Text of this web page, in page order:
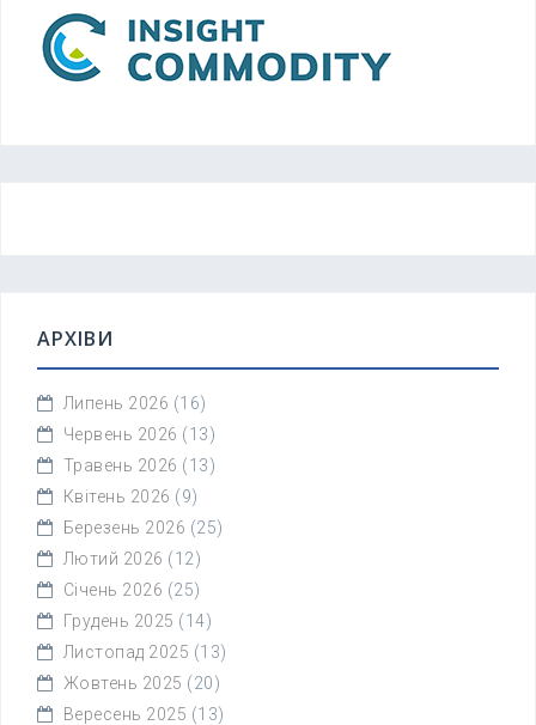
АРХІВИ
Липень 2026 (16)
Червень 2026 (13)
Травень 2026 (13)
Квітень 2026 (9)
Березень 2026 (25)
Лютий 2026 (12)
Січень 2026 (25)
Грудень 2025 (14)
Листопад 2025 (13)
Жовтень 2025 (20)
Вересень 2025 (13)